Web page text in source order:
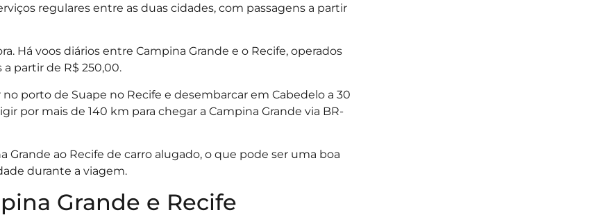
regulares entre as duas cidades, com passagens a partir
Há voos diários entre Campina Grande e o Recife, operados
partir de R$ 250,00.
porto de Suape no Recife e desembarcar em Cabedelo a 30
por mais de 140 km para chegar a Campina Grande via BR-
ao Recife de carro alugado, o que pode ser uma boa
durante a viagem.
Grande e Recife